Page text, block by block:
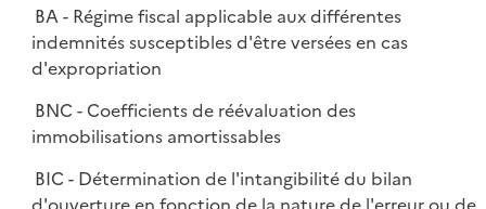
BA - Régime fiscal applicable aux différentes
indemnités susceptibles d'être versées en cas
d'expropriation
BNC - Coefficients de réévaluation des
immobilisations amortissables
BIC - Détermination de l'intangibilité du bilan